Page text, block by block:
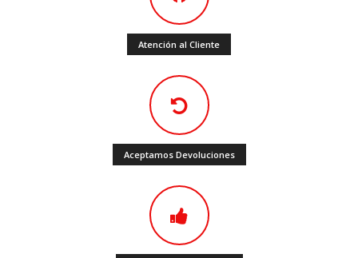
Atención al Cliente
Aceptamos Devoluciones